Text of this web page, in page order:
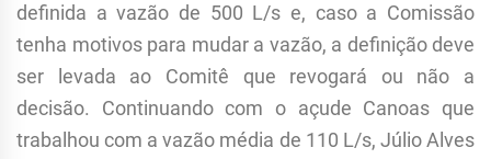
definida a vazão de 500 L/s e, caso a Comissão
tenha motivos para mudar a vazão, a definição deve
ser levada ao Comitê que revogará ou não a
decisão. Continuando com o açude Canoas que
trabalhou com a vazão média de 110 L/s, Júlio Alves